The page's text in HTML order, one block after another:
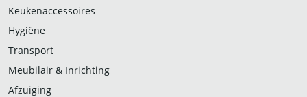
Keukenaccessoires
Hygiëne
Transport
Meubilair & Inrichting
Afzuiging